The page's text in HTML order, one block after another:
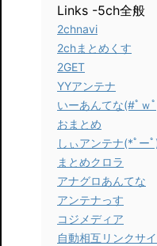
Links -5ch全般
2chnavi
2chまとめくす
2GET
YYアンテナ
いーあんてな(#ﾟｗ
おまとめ
しぃアンテナ(*ﾟーﾟ
まとめクロラ
アナグロあんてな
アンテナっす
コジメディア
自動相互リンクサ